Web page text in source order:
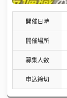
開催日時
開催場所
募集人数
申込締切